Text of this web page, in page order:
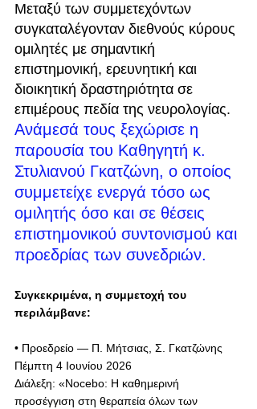
Μεταξύ των συμμετεχόντων
συγκαταλέγονταν διεθνούς κύρους
ομιλητές με σημαντική
επιστημονική, ερευνητική και
διοικητική δραστηριότητα σε
επιμέρους πεδία της νευρολογίας.
Ανάμεσά τους ξεχώρισε η
παρουσία του Καθηγητή κ.
Στυλιανού Γκατζώνη, ο οποίος
συμμετείχε ενεργά τόσο ως
ομιλητής όσο και σε θέσεις
επιστημονικού συντονισμού και
προεδρίας των συνεδριών.
Συγκεκριμένα, η συμμετοχή του
περιλάμβανε:
• Προεδρείο — Π. Μήτσιας, Σ. Γκατζώνης
Πέμπτη 4 Ιουνίου 2026
Διάλεξη: «Nocebo: Η καθημερινή
προσέγγιση στη θεραπεία όλων των